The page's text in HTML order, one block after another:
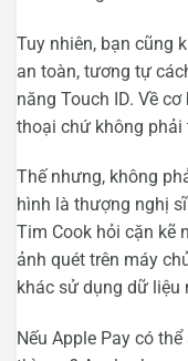
Tuy nhiên, bạn cũng
an toàn, tương tự
năng Touch ID. Về
thoại chứ không phải
Thế nhưng, không
hình là thượng nghị
Tim Cook hỏi cặn kẽ
ảnh quét trên máy
khác sử dụng dữ liệu
Nếu Apple Pay có